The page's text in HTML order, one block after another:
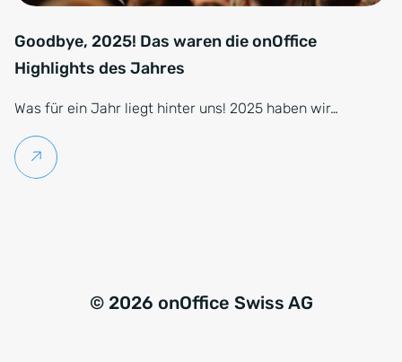
Goodbye, 2025! Das waren die onOffice
Highlights des Jahres
Was für ein Jahr liegt hinter uns! 2025 haben wir…
Weiterlesen
© 2026 onOffice Swiss AG